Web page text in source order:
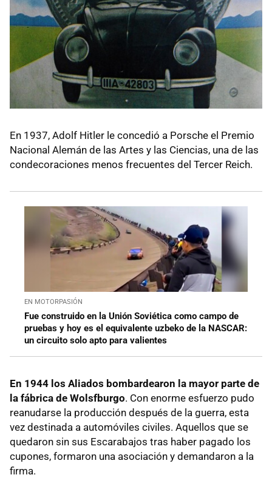
En 1937, Adolf Hitler le concedió a Porsche el Premio
Nacional Alemán de las Artes y las Ciencias, una de las
condecoraciones menos frecuentes del Tercer Reich.
EN MOTORPASIÓN
Fue construido en la Unión Soviética como campo de
pruebas y hoy es el equivalente uzbeko de la NASCAR:
un circuito solo apto para valientes
En 1944 los Aliados bombardearon la mayor parte de
la fábrica de Wolsfburgo. Con enorme esfuerzo pudo
reanudarse la producción después de la guerra, esta
vez destinada a automóviles civiles. Aquellos que se
quedaron sin sus Escarabajos tras haber pagado los
cupones, formaron una asociación y demandaron a la
firma.